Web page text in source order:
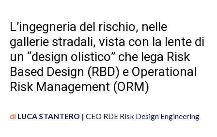
L’ingegneria del rischio, nelle
gallerie stradali, vista con la lente di
un “design olistico” che lega Risk
Based Design (RBD) e Operational
Risk Management (ORM)
di LUCA STANTERO | CEO RDE Risk Design Engineering